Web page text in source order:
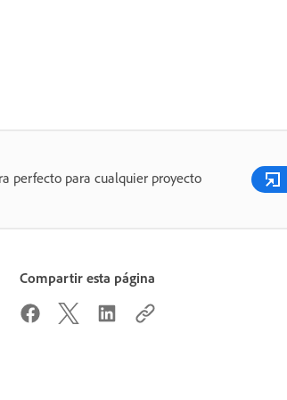
perfecto para cualquier proyecto
Compartir esta página